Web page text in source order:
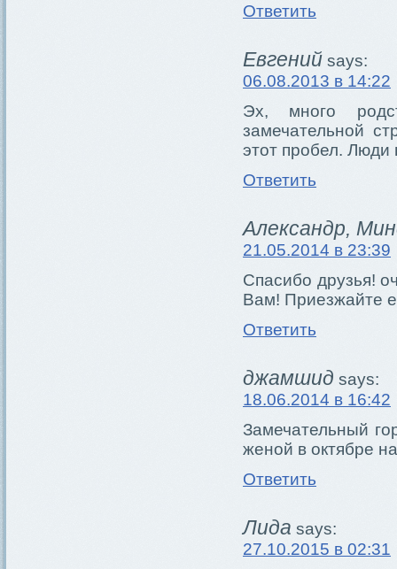
Ответить
Евгений says:
06.08.2013 в 14:22
Эх, много
замечательной
этот пробел.
Ответить
Александр,
21.05.2014 в 23:39
Спасибо друзья!
Вам! Приезжайте
Ответить
джамшид says:
18.06.2014 в 16:42
Замечательный
женой в октябре
Ответить
Лида says:
27.10.2015 в 02:31